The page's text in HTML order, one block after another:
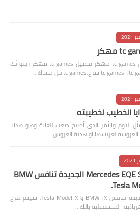
تحميل تطبيق tc games مهكر تحميل tc games مهكر زينو ثك
الخطيب لخطيبته
اليوم والأمر الذى أصبح صعب للغاية وهو هدايا
لعريسها او هدية العروس…
سيارة Mercedes EQE SUV الجديدة تنافس BMW
سيارة Mercedes EQE SUV الجديدة تنافس BMW iX و Tesla Model X. سيتم طرح